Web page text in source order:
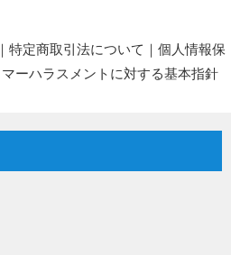
｜ 特定商取引法について ｜ 個人情報保
マーハラスメントに対する基本指針